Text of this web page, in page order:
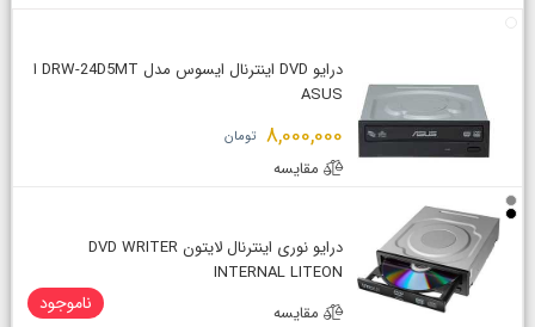
درایو DVD اینترنال ایسوس مدل DRW-24D5MT ا
ASUS
مقایسه
8,000,000 تومان
درایو نوری اینترنال لایتون DVD WRITER
INTERNAL LITEON
مقایسه
ناموجود